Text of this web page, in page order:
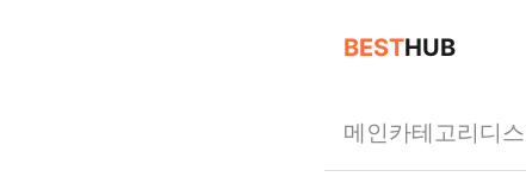
BESTHUB
메인카테고리디